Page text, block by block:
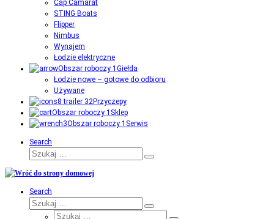
Cap Camarat
STING Boats
Flipper
Nimbus
Wynajem
Łodzie elektryczne
Giełda
Łodzie nowe – gotowe do odbioru
Używane
Przyczepy
Sklep
Serwis
Search
Szukaj
Szukaj
Search
Szukaj
Szukaj
Szukaj